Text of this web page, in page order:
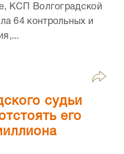
КСП Волгоградской
64 контрольных и
судьи
его